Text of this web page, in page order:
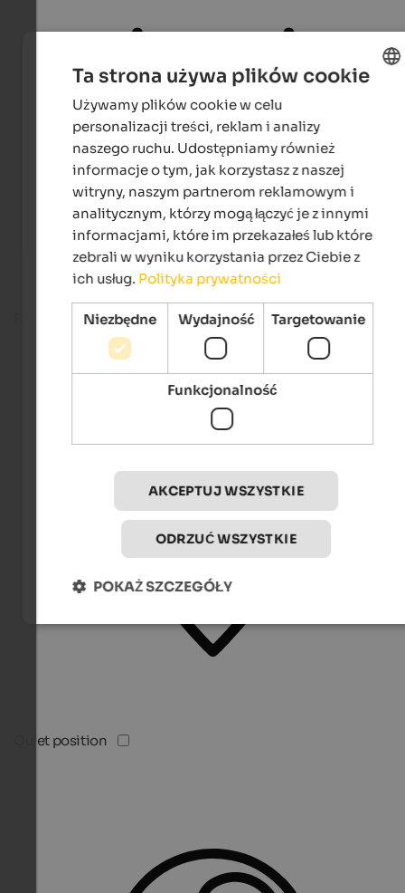
Fitness room
Quiet position
Ta strona używa plików cookie
Używamy plików cookie w celu
personalizacji treści, reklam i analizy
naszego ruchu. Udostępniamy również
informacje o tym, jak korzystasz z naszej
witryny, naszym partnerom reklamowym i
analitycznym, którzy mogą łączyć je z innymi
informacjami, które im przekazałeś lub które
zebrali w wyniku korzystania przez Ciebie z
ich usług. Polityka prywatności
Niezbędne Wydajność Targetowanie
Funkcjonalność
AKCEPTUJ WSZYSTKIE
ODRZUĆ WSZYSTKIE
POKAŻ SZCZEGÓŁY